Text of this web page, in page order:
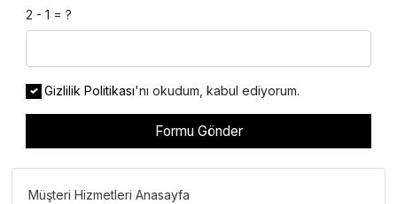
Müşteri Hizmetleri Anasayfa
2 - 1 = ?
Gizlilik Politikası'nı okudum, kabul ediyorum.